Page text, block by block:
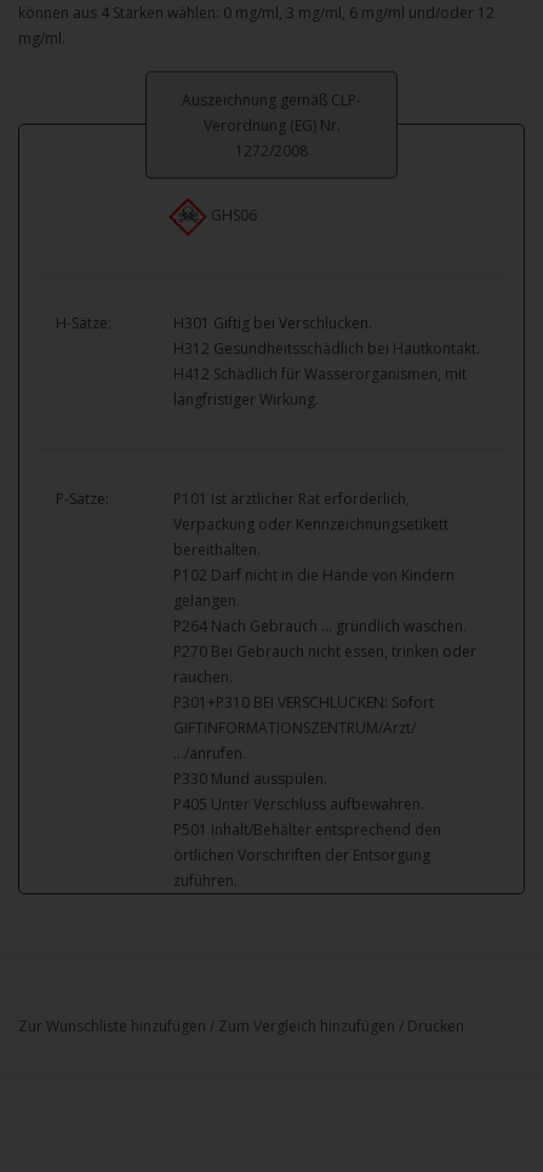
können aus 4 Stärken wählen: 0 mg/ml, 3 mg/ml, 6 mg/ml und/oder 12
mg/ml.
Auszeichnung gemäß CLP-
Verordnung (EG) Nr.
1272/2008
GHS06
H-Sätze:
H301 Giftig bei Verschlucken.
H312 Gesundheitsschädlich bei Hautkontakt.
H412 Schädlich für Wasserorganismen, mit
langfristiger Wirkung.
P-Sätze:
P101 Ist ärztlicher Rat erforderlich,
Verpackung oder Kennzeichnungsetikett
bereithalten.
P102 Darf nicht in die Hände von Kindern
gelangen.
P264 Nach Gebrauch … gründlich waschen.
P270 Bei Gebrauch nicht essen, trinken oder
rauchen.
P301+P310 BEI VERSCHLUCKEN: Sofort
GIFTINFORMATIONSZENTRUM/Arzt/
…/anrufen.
P330 Mund ausspülen.
P405 Unter Verschluss aufbewahren.
P501 Inhalt/Behälter entsprechend den
örtlichen Vorschriften der Entsorgung
zuführen.
Zur Wunschliste hinzufügen / Zum Vergleich hinzufügen / Drucken